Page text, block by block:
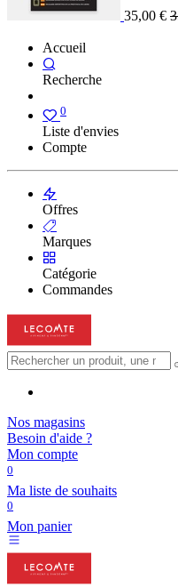
35,00 €
Accueil
Recherche
0
Liste d'envies
Compte
Offres
Marques
Catégorie
Commandes
Nos magasins
Besoin d'aide ?
Mon compte
0
Ma liste de souhaits
0
Mon panier